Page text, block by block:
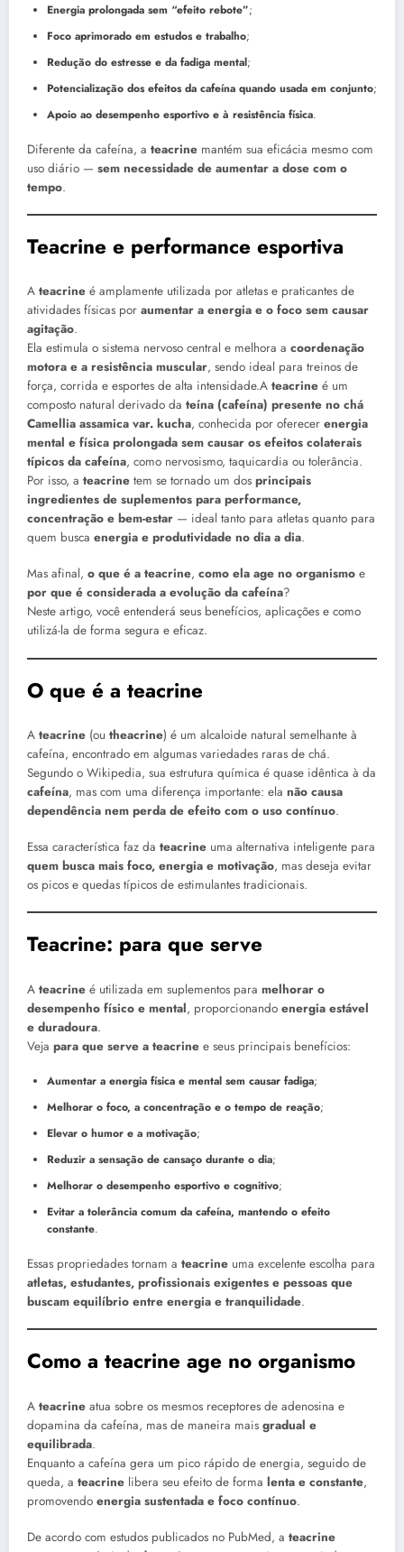
Energia prolongada sem “efeito rebote”;
Foco aprimorado em estudos e trabalho;
Redução do estresse e da fadiga mental;
Potencialização dos efeitos da cafeína quando usada em conjunto;
Apoio ao desempenho esportivo e à resistência física.
Diferente da cafeína, a teacrine mantém sua eficácia mesmo com
uso diário — sem necessidade de aumentar a dose com o
tempo.
Teacrine e performance esportiva
A teacrine é amplamente utilizada por atletas e praticantes de
atividades físicas por aumentar a energia e o foco sem causar
agitação.
Ela estimula o sistema nervoso central e melhora a coordenação
motora e a resistência muscular, sendo ideal para treinos de
força, corrida e esportes de alta intensidade.A teacrine é um
composto natural derivado da teína (cafeína) presente no chá
Camellia assamica var. kucha, conhecida por oferecer energia
mental e física prolongada sem causar os efeitos colaterais
típicos da cafeína, como nervosismo, taquicardia ou tolerância.
Por isso, a teacrine tem se tornado um dos principais
ingredientes de suplementos para performance,
concentração e bem-estar — ideal tanto para atletas quanto para
quem busca energia e produtividade no dia a dia.
Mas afinal, o que é a teacrine, como ela age no organismo e
por que é considerada a evolução da cafeína?
Neste artigo, você entenderá seus benefícios, aplicações e como
utilizá-la de forma segura e eficaz.
O que é a teacrine
A teacrine (ou theacrine) é um alcaloide natural semelhante à
cafeína, encontrado em algumas variedades raras de chá.
Segundo o Wikipedia, sua estrutura química é quase idêntica à da
cafeína, mas com uma diferença importante: ela não causa
dependência nem perda de efeito com o uso contínuo.
Essa característica faz da teacrine uma alternativa inteligente para
quem busca mais foco, energia e motivação, mas deseja evitar
os picos e quedas típicos de estimulantes tradicionais.
Teacrine: para que serve
A teacrine é utilizada em suplementos para melhorar o
desempenho físico e mental, proporcionando energia estável
e duradoura.
Veja para que serve a teacrine e seus principais benefícios:
Aumentar a energia física e mental sem causar fadiga;
Melhorar o foco, a concentração e o tempo de reação;
Elevar o humor e a motivação;
Reduzir a sensação de cansaço durante o dia;
Melhorar o desempenho esportivo e cognitivo;
Evitar a tolerância comum da cafeína, mantendo o efeito
constante.
Essas propriedades tornam a teacrine uma excelente escolha para
atletas, estudantes, profissionais exigentes e pessoas que
buscam equilíbrio entre energia e tranquilidade.
Como a teacrine age no organismo
A teacrine atua sobre os mesmos receptores de adenosina e
dopamina da cafeína, mas de maneira mais gradual e
equilibrada.
Enquanto a cafeína gera um pico rápido de energia, seguido de
queda, a teacrine libera seu efeito de forma lenta e constante,
promovendo energia sustentada e foco contínuo.
De acordo com estudos publicados no PubMed, a teacrine